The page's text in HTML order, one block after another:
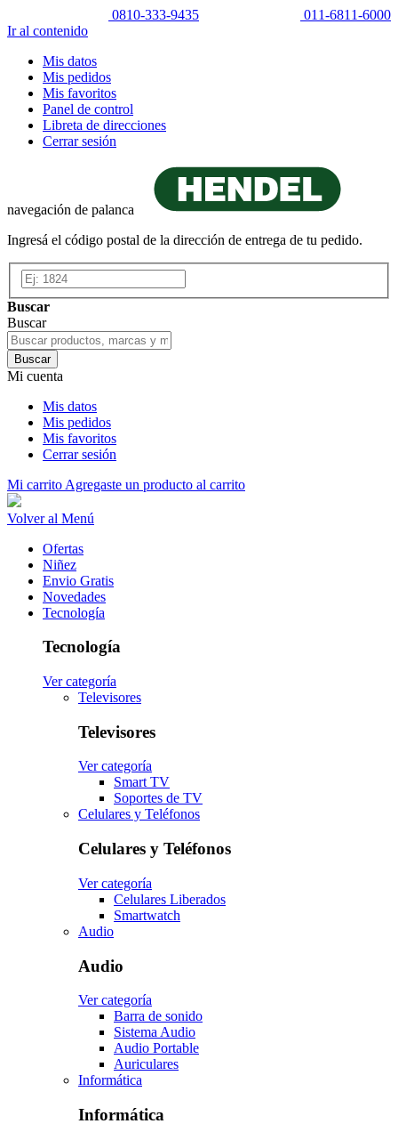
0810-333-9435
011-6811-6000
Ir al contenido
Mis datos
Mis pedidos
Mis favoritos
Panel de control
Libreta de direcciones
Cerrar sesión
navegación de palanca
Ingresá el código postal de la dirección de entrega de tu pedido.
Buscar
Buscar
Buscar
Mi cuenta
Mis datos
Mis pedidos
Mis favoritos
Cerrar sesión
Mi carrito Agregaste un producto al carrito
Volver al Menú
Ofertas
Niñez
Envio Gratis
Novedades
Tecnología
Tecnología
Ver categoría
Televisores
Televisores
Ver categoría
Smart TV
Soportes de TV
Celulares y Teléfonos
Celulares y Teléfonos
Ver categoría
Celulares Liberados
Smartwatch
Audio
Audio
Ver categoría
Barra de sonido
Sistema Audio
Audio Portable
Auriculares
Informática
Informática